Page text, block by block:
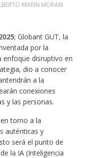
MARIN MORAN
; Globant GUT, la
por la
enfoque disruptivo en
dio a conocer
a la
conexiones
y las personas.
torno a la
auténticas y
será el punto de
la IA (Inteligencia